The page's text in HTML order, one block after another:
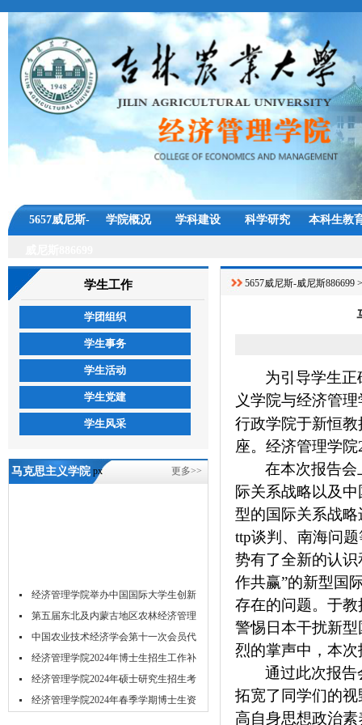
5657威尼斯- 学院概况 学科建设 科学研究 本科生教
学生工作
学团组织
学生事务
学生活动
学生党建
学生风采
px
马克思主义学院 更多>>
经济管理学院举办中国国际大学生创新
大...
第五届东北及内蒙古地区农林经济管理
学...
中国农业技术经济学会第十一次会员代
表...
经济管理学院2024年博士生招生工作补
充...
经济管理学院2024年硕士研究生招生考
试...
经济管理学院2024年春季学期博士生资
5657威尼斯-威尼斯886699
为引导学生
义学院与经济管
行政学院于新恒
座。经济管理学
在本次报告
际关系战略以及
型的国际关系战
ttp谈判、南海问
势有了全新的认
作共赢”的新型国
存在的问题。于
警惕日本干扰新
烈的掌声中，本
通过此次报
拓宽了同学们的
高自身思想政治